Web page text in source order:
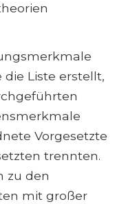
Liste erstellt,
Vorgesetzte
trennten.
zu den
mit großer